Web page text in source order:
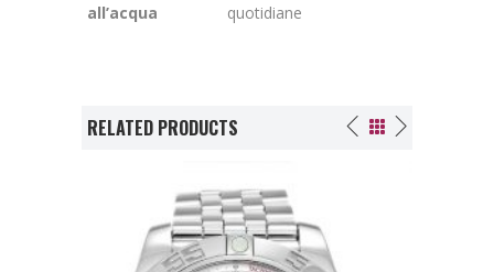
all’acqua
quotidiane
RELATED PRODUCTS